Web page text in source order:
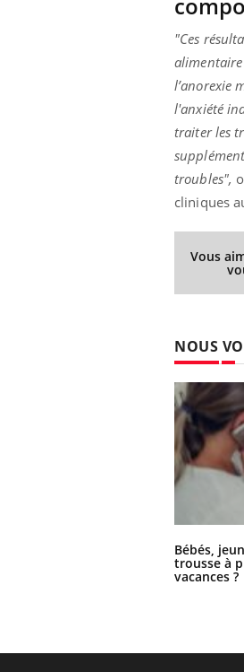
"Ces
l’anorexie
l'anxiété
traiter les
troubles",
cliniques
Vous
NOUS
Bébés,
trousse à
vacances ?